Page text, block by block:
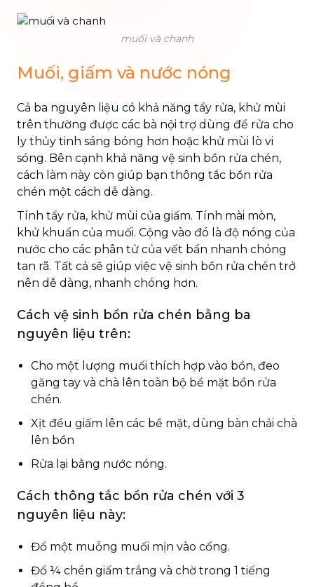
muối và chanh
Muối, giấm và nước nóng
Cả ba nguyên liệu có khả năng tẩy rửa, khử mùi
trên thường được các bà nội trợ dùng để rửa cho
ly thủy tinh sáng bóng hơn hoặc khử mùi lò vi
sóng. Bên cạnh khả năng vệ sinh bồn rửa chén,
cách làm này còn giúp bạn thông tắc bồn rửa
chén một cách dễ dàng.
Tính tẩy rửa, khử mùi của giấm. Tính mài mòn,
khử khuẩn của muối. Cộng vào đó là độ nóng của
nước cho các phân tử của vết bẩn nhanh chóng
tan rã. Tất cả sẽ giúp việc vệ sinh bồn rửa chén trở
nên dễ dàng, nhanh chóng hơn.
Cách vệ sinh bồn rửa chén bằng ba
nguyên liệu trên:
Cho một lượng muối thích hợp vào bồn, đeo
găng tay và chà lên toàn bộ bề mặt bồn rửa
chén.
Xịt đều giấm lên các bề mặt, dùng bàn chải chà
lên bồn
Rửa lại bằng nước nóng.
Cách thông tắc bồn rửa chén với 3
nguyên liệu này:
Đổ một muỗng muối mịn vào cống.
Đổ ¼ chén giấm trắng và chờ trong 1 tiếng